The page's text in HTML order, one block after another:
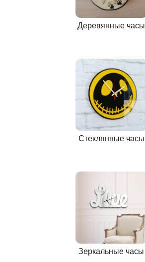
Деревянные часы
Стеклянные часы
Зеркальные часы